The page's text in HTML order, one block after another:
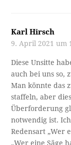
Karl Hirsch
9. April 2021 um
Diese Unsitte
auch bei uns so,
Man könnte das
staffeln, aber
Überforderung
notwendig ist.
Redensart „Wer
„Wer eine Säge